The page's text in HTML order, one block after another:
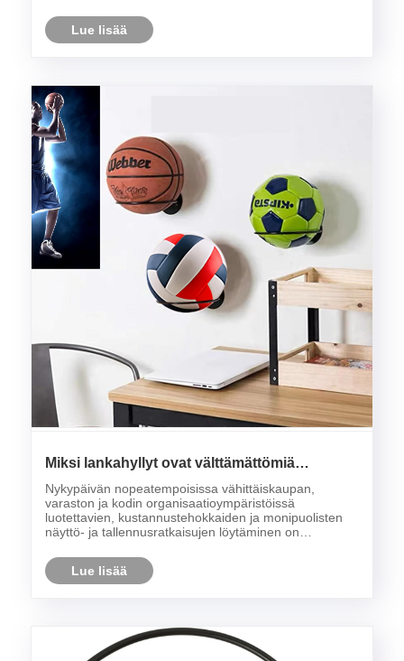
joustavan käytön.
Lue lisää
Miksi lankahyllyt ovat välttämättömiä
nykyaikaisille vähittäiskaupan ja
varastointiratkaisuille?
Nykypäivän nopeatempoisissa vähittäiskaupan,
varaston ja kodin organisaatioympäristöissä
luotettavien, kustannustehokkaiden ja monipuolisten
näyttö- ja tallennusratkaisujen löytäminen on
valikoiman joukosta Wire Display -hyllyt ovat noussut
yritysten......
Lue lisää